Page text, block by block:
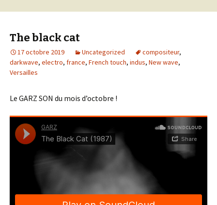
The black cat
17 octobre 2019 Uncategorized compositeur,
darkwave, electro, france, French touch, indus, New wave,
Versailles
Le GARZ SON du mois d’octobre !